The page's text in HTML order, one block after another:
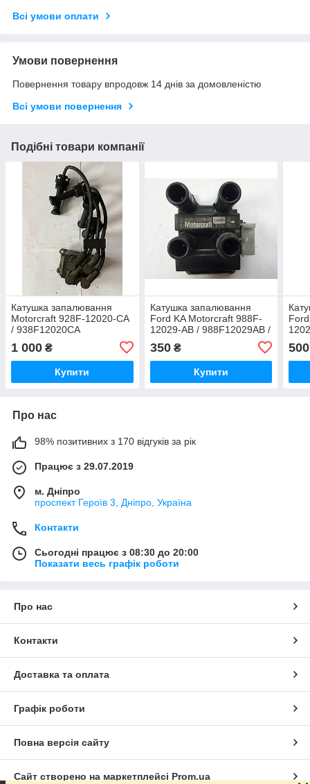
Всі умови оплати
Умови повернення
Повернення товару впродовж 14 днів за домовленістю
Всі умови повернення
Подібні товари компанії
Катушка запалювання
Motorcraft 928F-12020-CA
/ 938F12020CA
1 000 ₴
Купити
Катушка запалювання
Ford KA Motorcraft 988F-
12029-AB / 988F12029AB /
350₴
Купити
500
Про нас
98% позитивних з 170 відгуків за рік
Працює з 29.07.2019
м. Дніпро
проспект Героїв 3, Дніпро, Україна
Контакти
Сьогодні працює з 08:30 до 20:00
Показати весь графік роботи
Про нас
Контакти
Доставка та оплата
Графік роботи
Повна версія сайту
Сайт створено на маркетплейсі Prom.ua